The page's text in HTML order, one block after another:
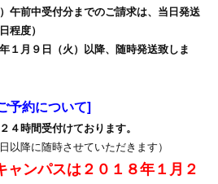
午前中受付分までのご請求は、当日発送
程度）
１月９日（火）以降、随時発送致しま
予約について]
４時間受付けております。
以降に随時させていただきます）
ャンパスは２０１８年１月２